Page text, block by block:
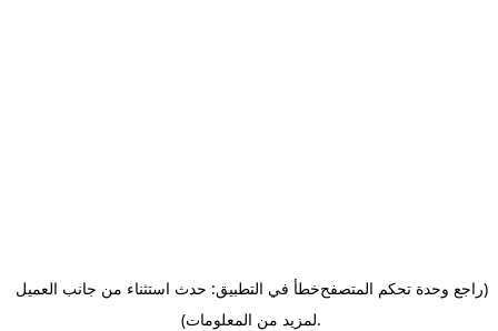
خطأ في التطبيق: حدث استثناء من جانب العميل(راجع وحدة تحكم المتصفح
لمزيد من المعلومات).